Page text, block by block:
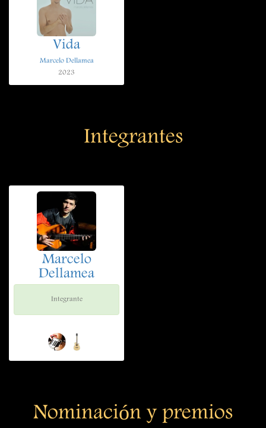
Vida
Marcelo Dellamea
2023
Integrantes
Marcelo
Dellamea
Integrante
Nominación y premios